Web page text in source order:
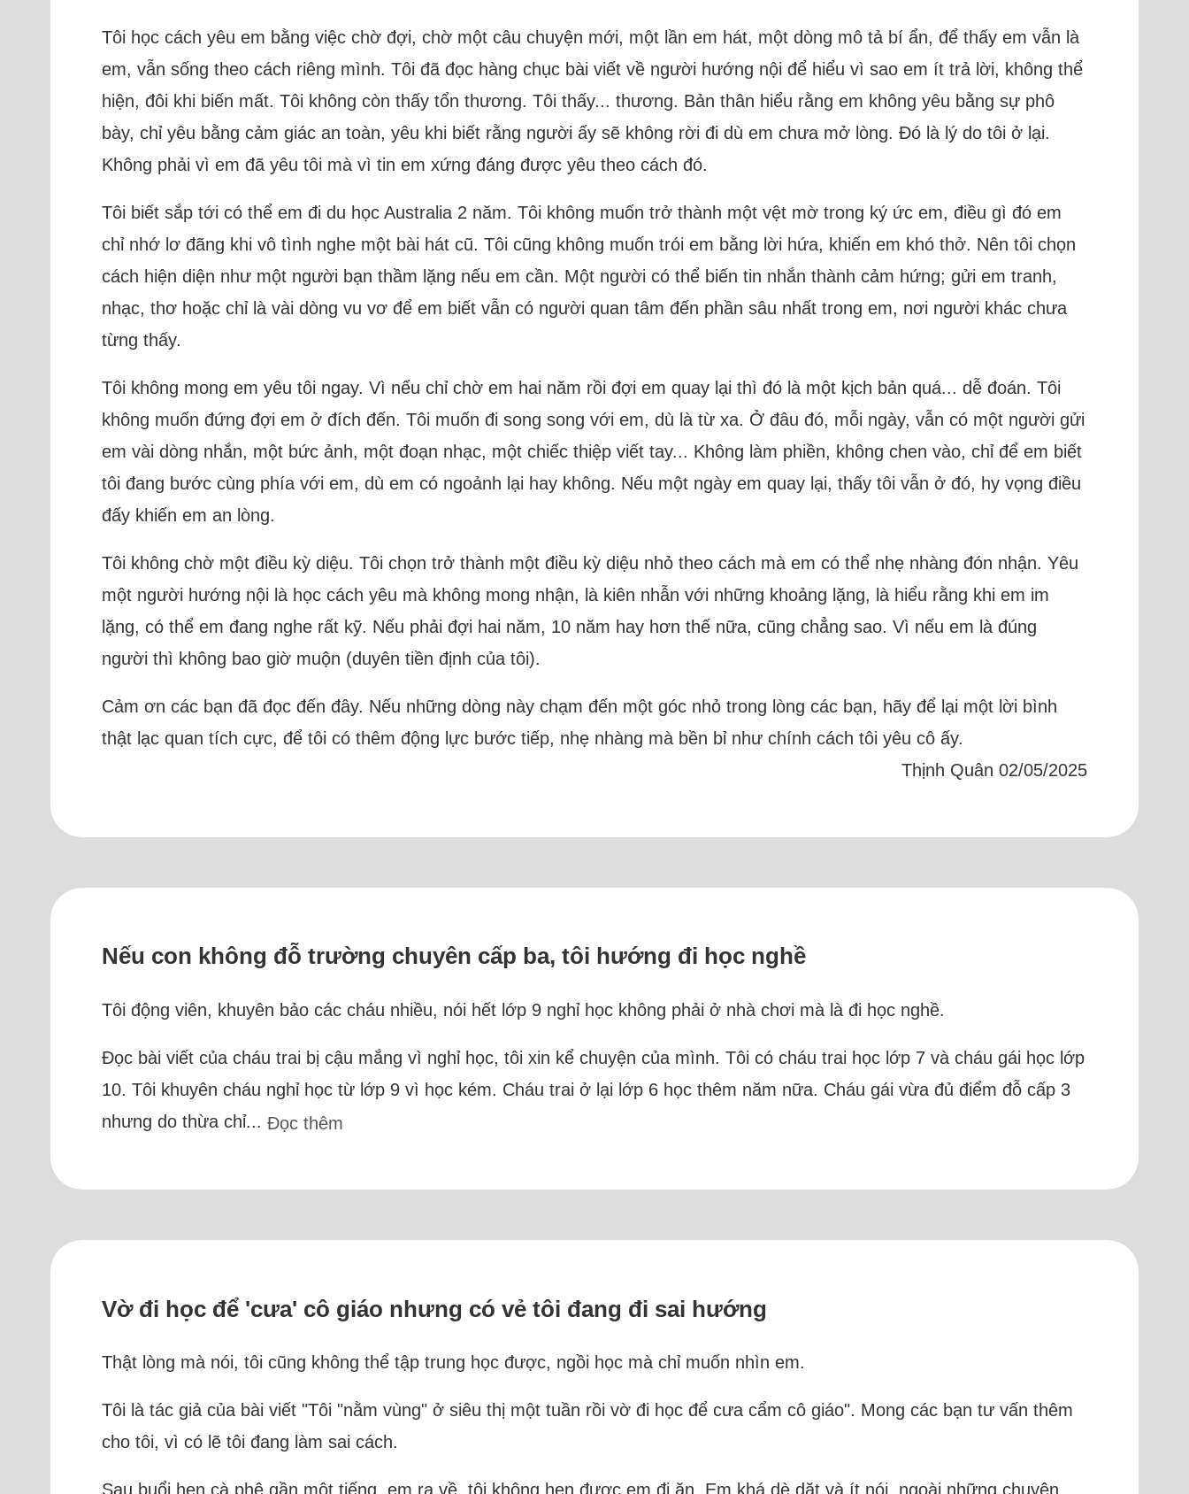
Tôi học cách yêu em bằng việc chờ đợi, chờ một câu chuyện mới, một lần em hát, một dòng mô tả bí ẩn, để thấy em vẫn là
em, vẫn sống theo cách riêng mình. Tôi đã đọc hàng chục bài viết về người hướng nội để hiểu vì sao em ít trả lời, không thể
hiện, đôi khi biến mất. Tôi không còn thấy tổn thương. Tôi thấy... thương. Bản thân hiểu rằng em không yêu bằng sự phô
bày, chỉ yêu bằng cảm giác an toàn, yêu khi biết rằng người ấy sẽ không rời đi dù em chưa mở lòng. Đó là lý do tôi ở lại.
Không phải vì em đã yêu tôi mà vì tin em xứng đáng được yêu theo cách đó.
Tôi biết sắp tới có thể em đi du học Australia 2 năm. Tôi không muốn trở thành một vệt mờ trong ký ức em, điều gì đó em
chỉ nhớ lơ đãng khi vô tình nghe một bài hát cũ. Tôi cũng không muốn trói em bằng lời hứa, khiến em khó thở. Nên tôi chọn
cách hiện diện như một người bạn thầm lặng nếu em cần. Một người có thể biến tin nhắn thành cảm hứng; gửi em tranh,
nhạc, thơ hoặc chỉ là vài dòng vu vơ để em biết vẫn có người quan tâm đến phần sâu nhất trong em, nơi người khác chưa
từng thấy.
Tôi không mong em yêu tôi ngay. Vì nếu chỉ chờ em hai năm rồi đợi em quay lại thì đó là một kịch bản quá... dễ đoán. Tôi
không muốn đứng đợi em ở đích đến. Tôi muốn đi song song với em, dù là từ xa. Ở đâu đó, mỗi ngày, vẫn có một người gửi
em vài dòng nhắn, một bức ảnh, một đoạn nhạc, một chiếc thiệp viết tay... Không làm phiền, không chen vào, chỉ để em biết
tôi đang bước cùng phía với em, dù em có ngoảnh lại hay không. Nếu một ngày em quay lại, thấy tôi vẫn ở đó, hy vọng điều
đấy khiến em an lòng.
Tôi không chờ một điều kỳ diệu. Tôi chọn trở thành một điều kỳ diệu nhỏ theo cách mà em có thể nhẹ nhàng đón nhận. Yêu
một người hướng nội là học cách yêu mà không mong nhận, là kiên nhẫn với những khoảng lặng, là hiểu rằng khi em im
lặng, có thể em đang nghe rất kỹ. Nếu phải đợi hai năm, 10 năm hay hơn thế nữa, cũng chẳng sao. Vì nếu em là đúng
người thì không bao giờ muộn (duyên tiền định của tôi).
Cảm ơn các bạn đã đọc đến đây. Nếu những dòng này chạm đến một góc nhỏ trong lòng các bạn, hãy để lại một lời bình
thật lạc quan tích cực, để tôi có thêm động lực bước tiếp, nhẹ nhàng mà bền bỉ như chính cách tôi yêu cô ấy.
Thịnh Quân 02/05/2025
Nếu con không đỗ trường chuyên cấp ba, tôi hướng đi học nghề
Tôi động viên, khuyên bảo các cháu nhiều, nói hết lớp 9 nghỉ học không phải ở nhà chơi mà là đi học nghề.
Đọc bài viết của cháu trai bị cậu mắng vì nghỉ học, tôi xin kể chuyện của mình. Tôi có cháu trai học lớp 7 và cháu gái học lớp
10. Tôi khuyên cháu nghỉ học từ lớp 9 vì học kém. Cháu trai ở lại lớp 6 học thêm năm nữa. Cháu gái vừa đủ điểm đỗ cấp 3
nhưng do thừa chỉ... Đọc thêm
Vờ đi học để 'cưa' cô giáo nhưng có vẻ tôi đang đi sai hướng
Thật lòng mà nói, tôi cũng không thể tập trung học được, ngồi học mà chỉ muốn nhìn em.
Tôi là tác giả của bài viết "Tôi "nằm vùng" ở siêu thị một tuần rồi vờ đi học để cưa cẩm cô giáo". Mong các bạn tư vấn thêm
cho tôi, vì có lẽ tôi đang làm sai cách.
Sau buổi hẹn cà phê gần một tiếng, em ra về, tôi không hẹn được em đi ăn. Em khá dè dặt và ít nói, ngoài những chuyện